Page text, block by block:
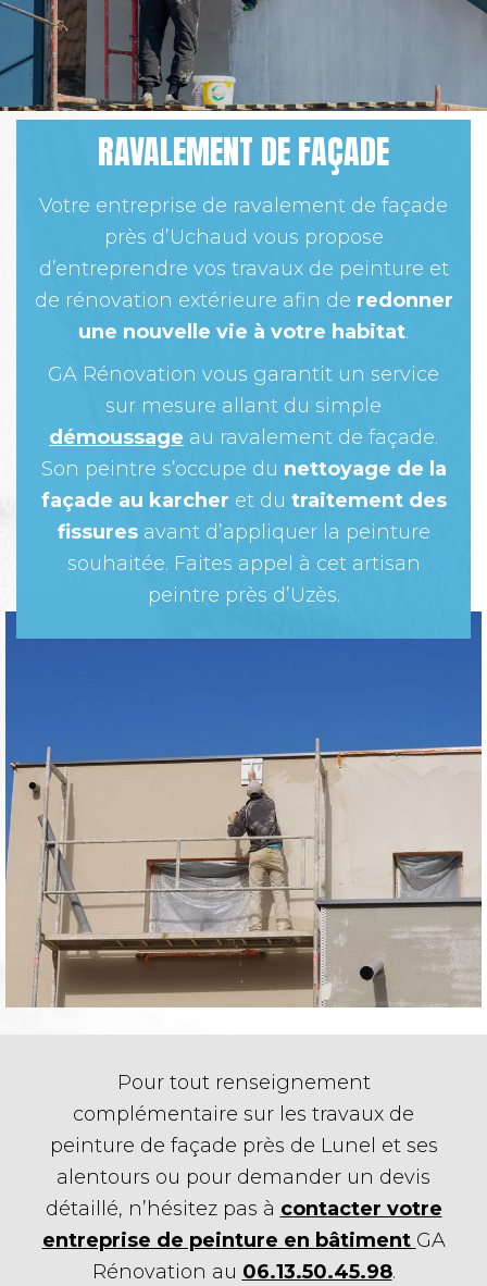
RAVALEMENT DE FAÇADE
Votre entreprise de ravalement de façade
près d’Uchaud vous propose
d’entreprendre vos travaux de peinture et
de rénovation extérieure afin de redonner
une nouvelle vie à votre habitat.
GA Rénovation vous garantit un service
sur mesure allant du simple
démoussage au ravalement de façade.
Son peintre s’occupe du nettoyage de la
façade au karcher et du traitement des
fissuresavant d’appliquer la peinture
souhaitée. Faites appel à cet artisan
peintre près d’Uzès.
Pour tout renseignement
complémentaire sur les travaux de
peinture de façade près de Lunel et ses
alentours ou pour demander un devis
détaillé, n’hésitez pas à contacter votre
entreprise de peinture en bâtiment GA
Rénovation au 06.13.50.45.98.